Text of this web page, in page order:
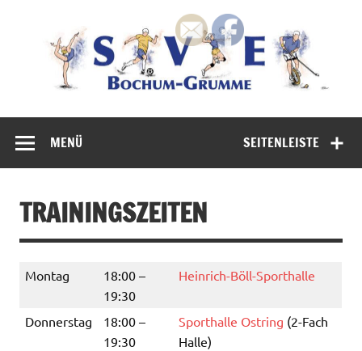
SEITENLEISTE
MENÜ
TRAININGSZEITEN
Montag
18:00 –
19:30
Heinrich-Böll-Sporthalle
Donnerstag
18:00 –
19:30
Sporthalle Ostring (2-Fach
Halle)